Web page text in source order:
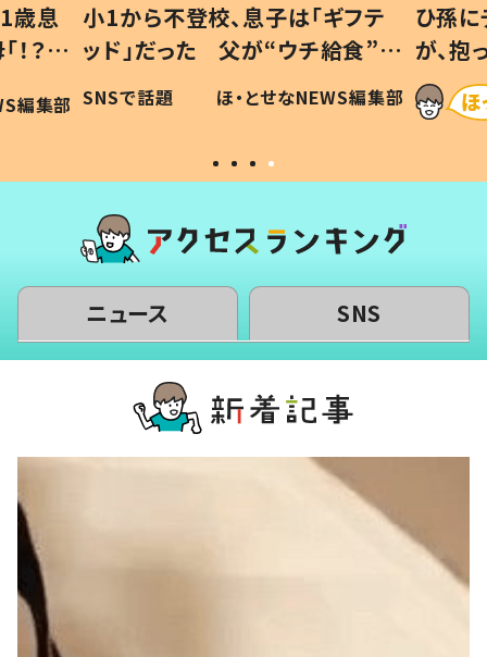
歳息
？」
編集部
小1から不登校、息子は「ギフテ
ッド」だった 父が“ウチ給食”を
作り続ける理由とは #令和の親
#令和の子
SNSで話題 ほ・とせなNEWS編集部
ひ孫
が、
「涙が
い」
ニュース SNS